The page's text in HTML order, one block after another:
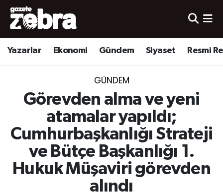
Yazarlar Ekonomi Gündem Siyaset Resmi
GÜNDEM
Görevden alma ve yeni
atamalar yapıldı;
Cumhurbaşkanlığı Strateji
ve Bütçe Başkanlığı 1.
Hukuk Müşaviri görevden
alındı
Yazarlar
Ekonomi
Yerel
Spor
Nöbetçi Eczaneler
Hava Durumu
Süper Lig Puan Durumu ve Fikstür
Tüm Manşetler
Son Dakika Haberleri